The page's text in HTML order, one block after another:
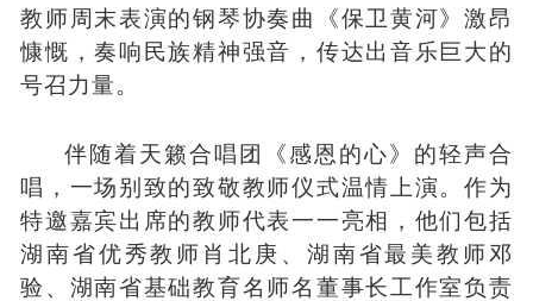
教师周末表演的钢琴协奏曲《保卫黄河》激昂
慷慨，奏响民族精神强音，传达出音乐巨大的
号召力量。
伴随着天籁合唱团《感恩的心》的轻声合
唱，一场别致的致敬教师仪式温情上演。作为
特邀嘉宾出席的教师代表一一亮相，他们包括
湖南省优秀教师 肖北庚 、湖南省最美教师邓
验 、湖南省基础教育名师名董事长工作室负责